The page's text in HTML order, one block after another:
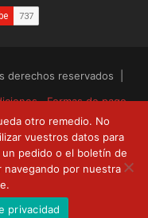
derechos reservados |
Formas de pago
YouTube
otro remedio. No
vuestros datos para
pedido o el boletín de
por nuestra
privacidad